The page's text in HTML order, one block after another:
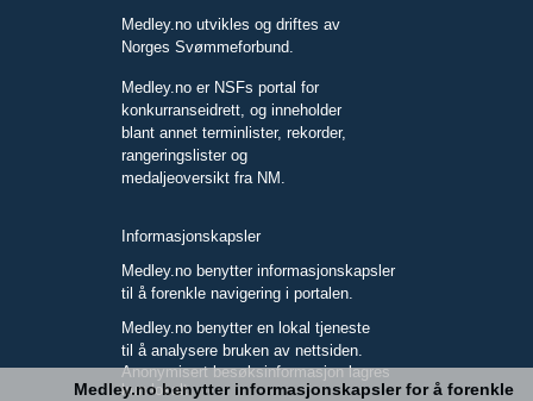
Medley.no utvikles og driftes av
Norges Svømmeforbund.
Medley.no er NSFs portal for
konkurranseidrett, og inneholder
blant annet terminlister, rekorder,
rangeringslister og
medaljeoversikt fra NM.
Informasjonskapsler
Medley.no benytter informasjonskapsler
til å forenkle navigering i portalen.
Medley.no benytter en lokal tjeneste
til å analysere bruken av nettsiden.
Anonymisert besøksinformasjon lagres
kun lokalt.
Medley.no benytter informasjonskapsler for å forenkle